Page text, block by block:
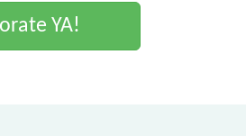
YA!